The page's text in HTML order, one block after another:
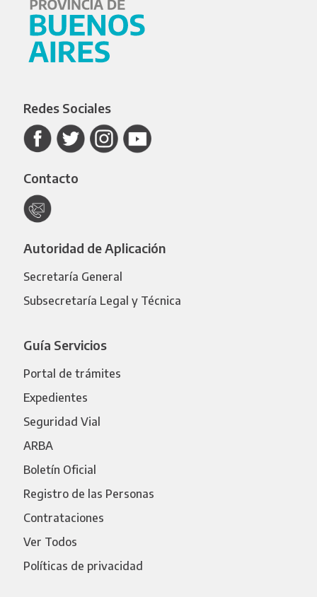
Redes Sociales
Contacto
Autoridad de Aplicación
Secretaría General
Subsecretaría Legal y Técnica
Guía Servicios
Portal de trámites
Expedientes
Seguridad Vial
ARBA
Boletín Oficial
Registro de las Personas
Contrataciones
Ver Todos
Políticas de privacidad